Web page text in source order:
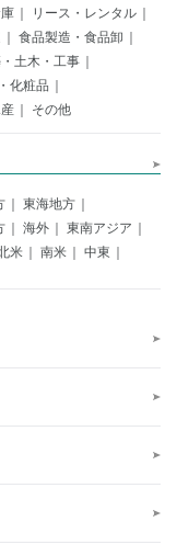
リース・レンタル
食品製造・食品卸
土木・工事
化粧品
その他
東海地方
海外
東南アジア
米 南米
中東